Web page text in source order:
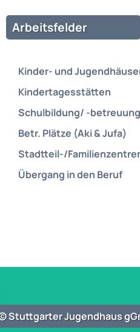
Arbeitsfelder
Kinder- und
Kindertagesstätten
Schulbildung/ -betreuung
Betr. Plätze (Aki & Jufa)
Stadtteil-/
Übergang in den Beruf
Stuttgarter Jugendhaus